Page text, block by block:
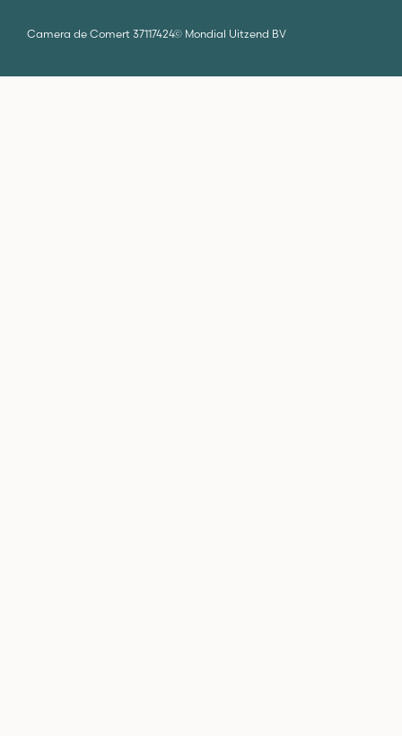
Camera de Comert 37117424© Mondial Uitzend BV